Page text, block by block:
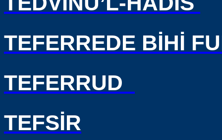
TEFERREDE BİHİ
TEFERRUD
TEFSİR